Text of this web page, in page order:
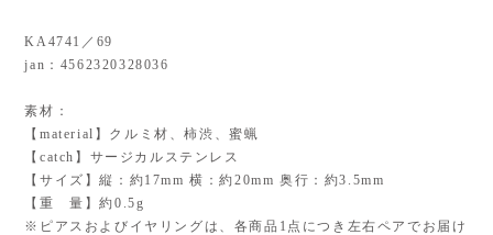
KA4741／69
jan：4562320328036
素材：
【material】クルミ材、柿渋、蜜蝋
【catch】サージカルステンレス
【サイズ】縦：約17mm 横：約20mm 奥行：約3.5mm
【重 量】約0.5g
※ピアスおよびイヤリングは、各商品1点につき左右ペアでお届け